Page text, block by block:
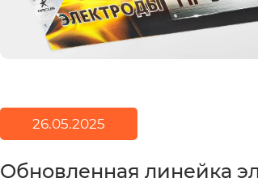
26.05.2025
Обновленная линейка